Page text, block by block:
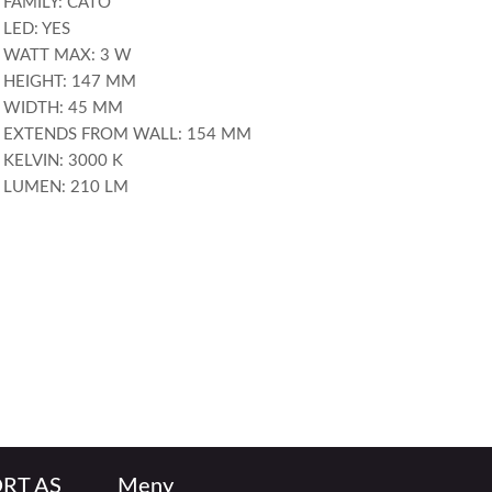
LED: YES
WATT MAX: 3 W
HEIGHT: 147 MM
WIDTH: 45 MM
EXTENDS FROM WALL: 154 MM
KELVIN: 3000 K
LUMEN: 210 LM
AS Meny